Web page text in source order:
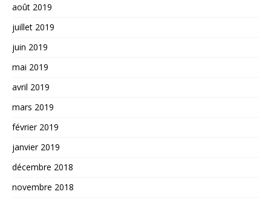
août 2019
juillet 2019
juin 2019
mai 2019
avril 2019
mars 2019
février 2019
janvier 2019
décembre 2018
novembre 2018